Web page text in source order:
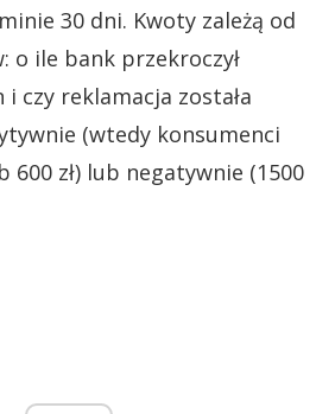
30 dni. Kwoty zależą od
o ile bank przekroczył
czy reklamacja została
(wtedy konsumenci
600 zł) lub negatywnie (1500